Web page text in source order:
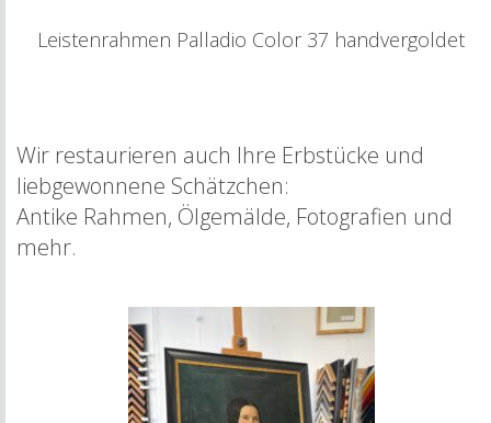
Leistenrahmen Palladio Color 37 handvergoldet
Wir restaurieren auch Ihre Erbstücke und
liebgewonnene Schätzchen:
Antike Rahmen, Ölgemälde, Fotografien und
mehr.